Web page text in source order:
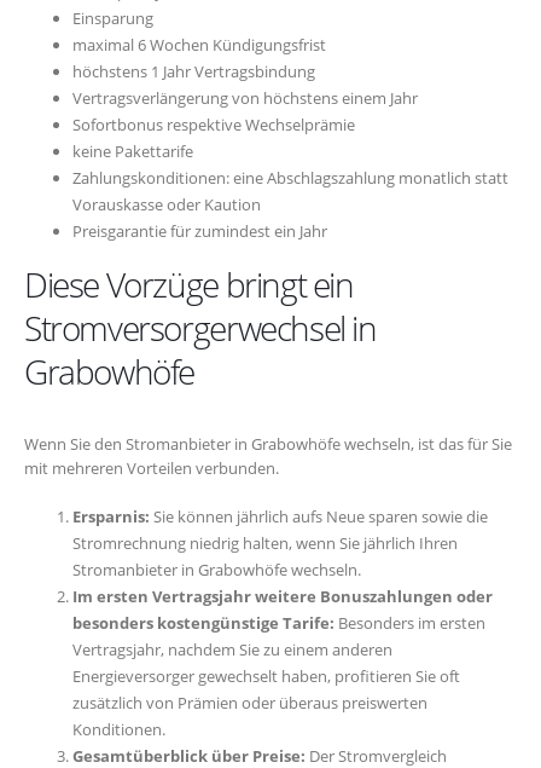
Einsparung
maximal 6 Wochen Kündigungsfrist
höchstens 1 Jahr Vertragsbindung
Vertragsverlängerung von höchstens einem Jahr
Sofortbonus respektive Wechselprämie
keine Pakettarife
Zahlungskonditionen: eine Abschlagszahlung monatlich statt
Vorauskasse oder Kaution
Preisgarantie für zumindest ein Jahr
Diese Vorzüge bringt ein
Stromversorgerwechsel in
Grabowhöfe
Wenn Sie den Stromanbieter in Grabowhöfe wechseln, ist das für Sie
mit mehreren Vorteilen verbunden.
Ersparnis: Sie können jährlich aufs Neue sparen sowie die
Stromrechnung niedrig halten, wenn Sie jährlich Ihren
Stromanbieter in Grabowhöfe wechseln.
Im ersten Vertragsjahr weitere Bonuszahlungen oder
besonders kostengünstige Tarife: Besonders im ersten
Vertragsjahr, nachdem Sie zu einem anderen
Energieversorger gewechselt haben, profitieren Sie oft
zusätzlich von Prämien oder überaus preiswerten
Konditionen.
Gesamtüberblick über Preise: Der Stromvergleich